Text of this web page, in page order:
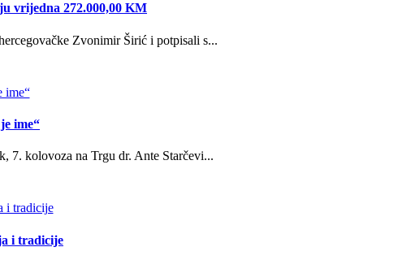
vrijedna 272.000,00 KM
Zvonimir Širić i potpisali s...
ime“
7. kolovoza na Trgu dr. Ante Starčevi...
i tradicije